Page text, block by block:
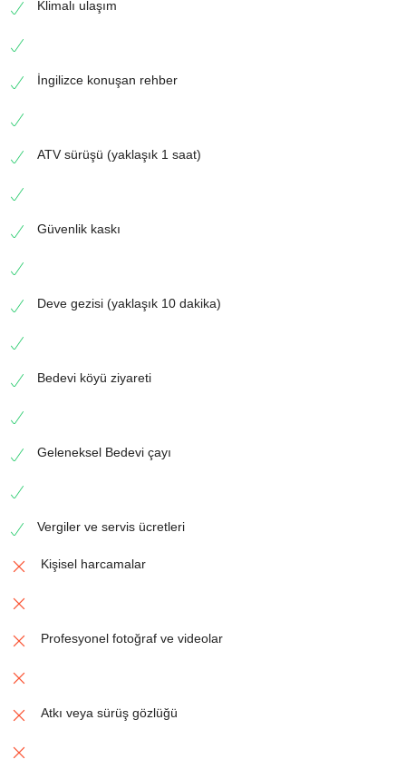
Klimalı ulaşım
İngilizce konuşan rehber
ATV sürüşü (yaklaşık 1 saat)
Güvenlik kaskı
Deve gezisi (yaklaşık 10 dakika)
Bedevi köyü ziyareti
Geleneksel Bedevi çayı
Vergiler ve servis ücretleri
Kişisel harcamalar
Profesyonel fotoğraf ve videolar
Atkı veya sürüş gözlüğü